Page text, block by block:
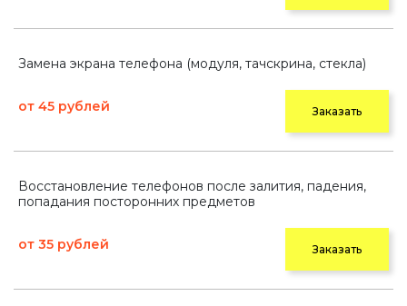
Замена экрана телефона (модуля, тачскрина, стекла)
от 45 рублей Заказать
Восстановление телефонов после залития, падения,
попадания посторонних предметов
от 35 рублей Заказать